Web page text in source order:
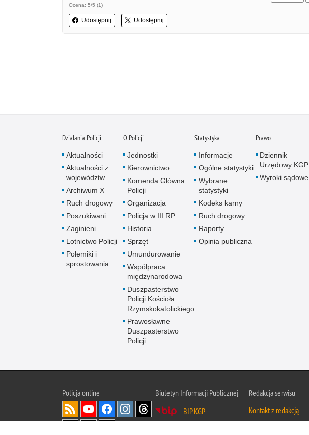
Ocena: 5/5 (1)
Udostępnij Udostępnij
Działania Policji
Aktualności
Aktualności z
województw
Archiwum X
Ruch drogowy
Poszukiwani
Zaginieni
Lotnictwo Policji
Polemiki i
sprostowania
O Policji
Jednostki
Kierownictwo
Komenda Główna
Policji
Organizacja
Policja w III RP
Historia
Sprzęt
Umundurowanie
Współpraca
międzynarodowa
Duszpasterstwo
Policji Kościoła
Rzymskokatolickiego
Prawosławne
Duszpasterstwo
Policji
Statystyka
Informacje
Ogólne statystyki
Wybrane
statystyki
Kodeks karny
Ruch drogowy
Raporty
Opinia publiczna
Prawo
Dziennik
Urzędowy KGP
Wyroki sądowe
Policjaonline
Biuletyn Informacji Publicznej
BIP KGP
Redakcja serwisu
Kontakt z redakcją